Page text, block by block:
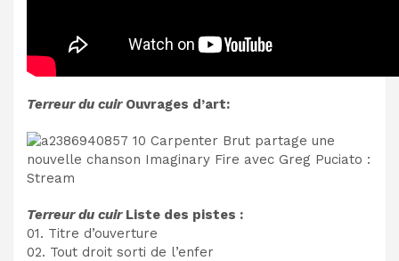
Terreur du cuirOuvrages d’art:
Terreur du cuirListe des pistes :
01. Titre d’ouverture
02. Tout droit sorti de l’enfer